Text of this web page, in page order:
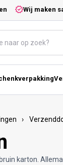
Wij maken
›
karton.